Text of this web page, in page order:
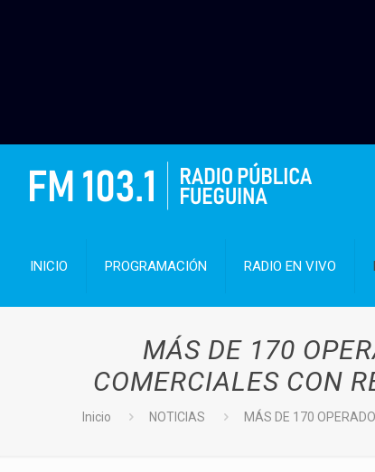
INICIO PROGRAMACIÓN RADIO EN VIVO
MÁS DE 170
COMERCIALES CON
Inicio NOTICIAS MÁS DE 170